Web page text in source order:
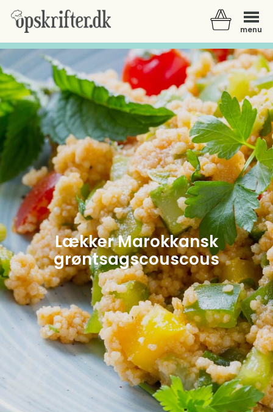
menu
Der er ingen varer i din kurv.
Lækker Marokkansk
grøntsagscouscous